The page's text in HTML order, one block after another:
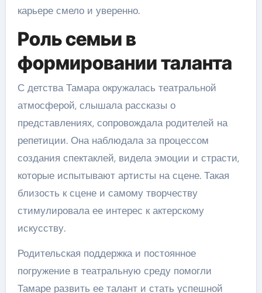
карьере смело и уверенно.
Роль семьи в
формировании таланта
С детства Тамара окружалась театральной
атмосферой, слышала рассказы о
представлениях, сопровождала родителей на
репетиции. Она наблюдала за процессом
создания спектаклей, видела эмоции и страсти,
которые испытывают артисты на сцене. Такая
близость к сцене и самому творчеству
стимулировала ее интерес к актерскому
искусству.
Родительская поддержка и постоянное
погружение в театральную среду помогли
Тамаре развить ее талант и стать успешной